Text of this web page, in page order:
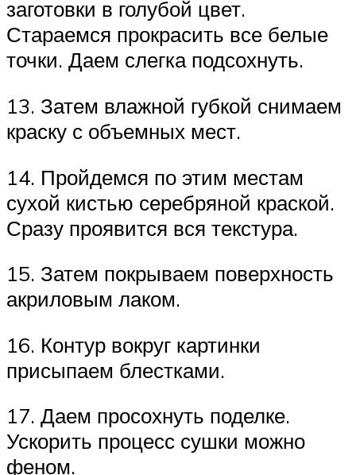
заготовки в голубой цвет.
Стараемся прокрасить все белые
точки. Даем слегка подсохнуть.
13. Затем влажной губкой снимаем
краску с объемных мест.
14. Пройдемся по этим местам
сухой кистью серебряной краской.
Сразу проявится вся текстура.
15. Затем покрываем поверхность
акриловым лаком.
16. Контур вокруг картинки
присыпаем блестками.
17. Даем просохнуть поделке.
Ускорить процесс сушки можно
феном.